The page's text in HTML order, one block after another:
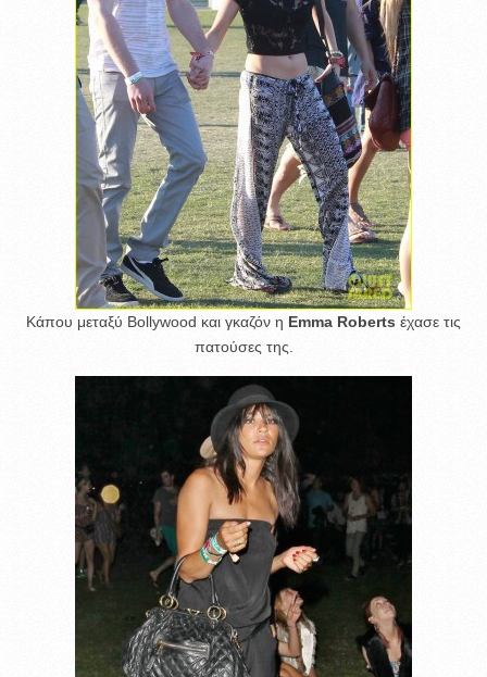
Κάπου μεταξύ Bollywood και γκαζόν η Emma Roberts έχασε τις
πατούσες της.